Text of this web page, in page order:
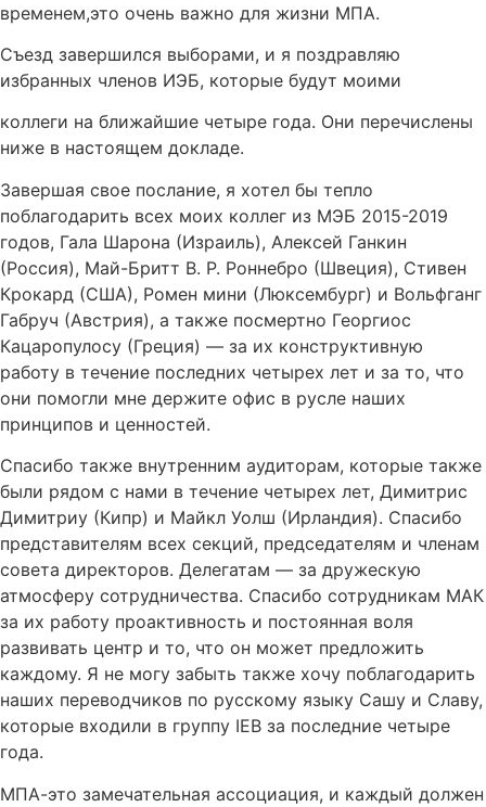
временем,это очень важно для жизни МПА.
Съезд завершился выборами, и я поздравляю
избранных членов ИЭБ, которые будут моими
коллеги на ближайшие четыре года. Они перечислены
ниже в настоящем докладе.
Завершая свое послание, я хотел бы тепло
поблагодарить всех моих коллег из МЭБ 2015-2019
годов, Гала Шарона (Израиль), Алексей Ганкин
(Россия), Май-Бритт В. Р. Роннебро (Швеция), Стивен
Крокард (США), Ромен мини (Люксембург) и Вольфганг
Габруч (Австрия), а также посмертно Георгиос
Кацаропулосу (Греция) — за их конструктивную
работу в течение последних четырех лет и за то, что
они помогли мне держите офис в русле наших
принципов и ценностей.
Спасибо также внутренним аудиторам, которые также
были рядом с нами в течение четырех лет, Димитрис
Димитриу (Кипр) и Майкл Уолш (Ирландия). Спасибо
представителям всех секций, председателям и членам
совета директоров. Делегатам — за дружескую
атмосферу сотрудничества. Спасибо сотрудникам МАК
за их работу проактивность и постоянная воля
развивать центр и то, что он может предложить
каждому. Я не могу забыть также хочу поблагодарить
наших переводчиков по русскому языку Сашу и Славу,
которые входили в группу IEB за последние четыре
года.
МПА-это замечательная ассоциация, и каждый должен